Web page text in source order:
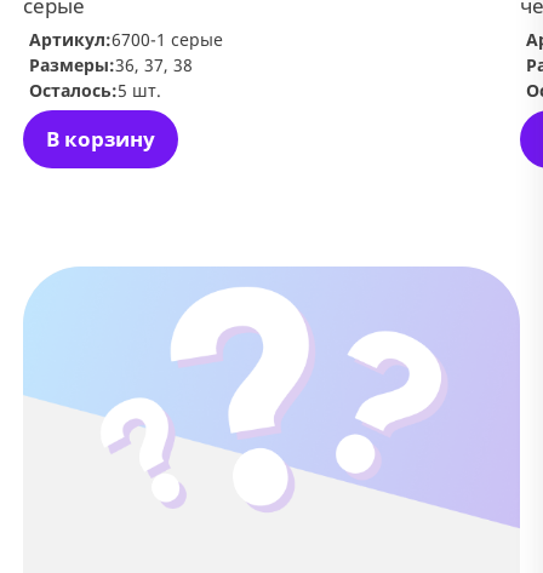
В корзину
Артикул:6700-1 серые
Размеры:36, 37, 38
Осталось:5 шт.